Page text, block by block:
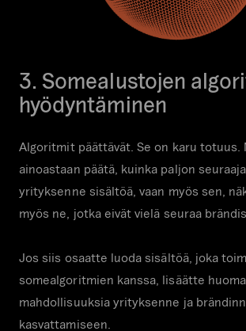
3. Somealustojen
hyödyntäminen
Algoritmit päättävät. Se on karu totuus.
ainoastaan päätä, kuinka paljon
yrityksenne sisältöä, vaan myös sen,
myös ne, jotka eivät vielä seuraa
Jos siis osaatte luoda sisältöä, joka
somealgoritmien kanssa, lisäätte
mahdollisuuksia yrityksenne ja
kasvattamiseen.